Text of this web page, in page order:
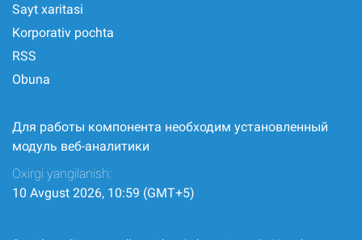
Sayt xaritasi
Korporativ pochta
RSS
Obuna
Для работы компонента необходим установленный
модуль веб-аналитики
Oxirgi yangilanish:
10 Avgust 2026, 10:59 (GMT+5)